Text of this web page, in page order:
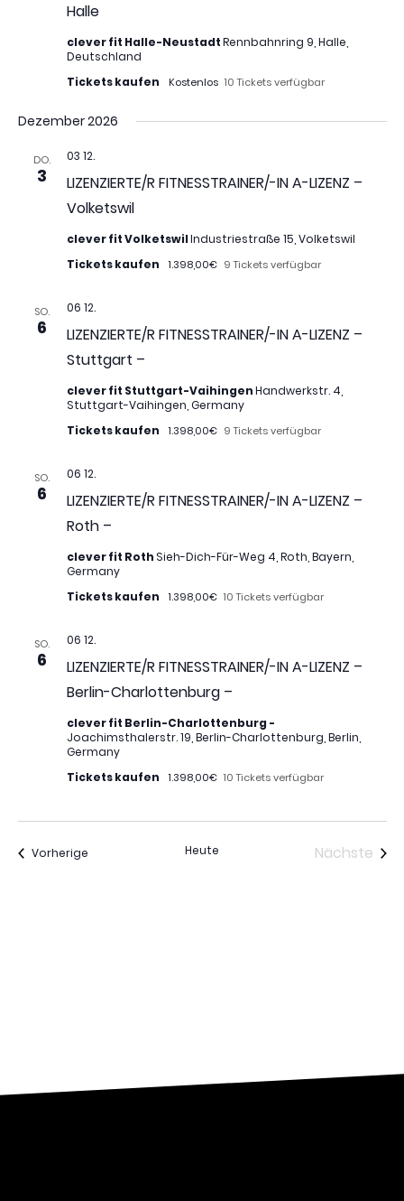
Halle
clever fit Halle-NeustadtRennbahnring 9, Halle,
Deutschland
Tickets kaufen
Kostenlos 10 Tickets verfügbar
Dezember 2026
DO.
3
LIZENZIERTE/R FITNESSTRAINER/-IN A-LIZENZ –
Volketswil
03 12.
clever fit VolketswilIndustriestraße 15, Volketswil
Tickets kaufen
1.398,00€ 9 Tickets verfügbar
SO.
6
LIZENZIERTE/R FITNESSTRAINER/-IN A-LIZENZ –
Stuttgart –
06 12.
clever fit Stuttgart-VaihingenHandwerkstr. 4,
Stuttgart-Vaihingen, Germany
Tickets kaufen
1.398,00€ 9 Tickets verfügbar
SO.
6
LIZENZIERTE/R FITNESSTRAINER/-IN A-LIZENZ –
Roth –
06 12.
clever fit Roth Sieh-Dich-Für-Weg 4, Roth, Bayern,
Germany
Tickets kaufen
1.398,00€ 10 Tickets verfügbar
SO.
6
LIZENZIERTE/R FITNESSTRAINER/-IN A-LIZENZ –
Berlin-Charlottenburg –
06 12.
clever fit Berlin-Charlottenburg -
Joachimsthalerstr. 19, Berlin-Charlottenburg, Berlin,
Germany
Tickets kaufen
1.398,00€ 10 Tickets verfügbar
VorherigeVeranstaltungenHeute Nächste